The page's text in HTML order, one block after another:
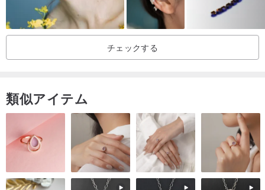
チェックする
類似アイテム